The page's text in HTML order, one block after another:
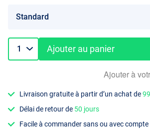
Ajouter au panier
Ajouter à
Livraison gratuite à partir d’un achat de
Délai de retour de 50 jours
Facile à commander sans ou avec compte